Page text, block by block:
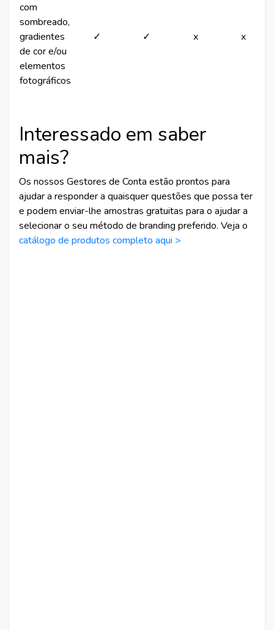
com
sombreado,
gradientes
de cor e/ou
elementos
fotográficos
✓ ✓ x x
Interessado em saber
mais?
Os nossos Gestores de Conta estão prontos para
ajudar a responder a quaisquer questões que possa ter
e podem enviar-lhe amostras gratuitas para o ajudar a
selecionar o seu método de branding preferido. Veja o
catálogo de produtos completo aqui >